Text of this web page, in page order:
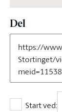
Del
Start ved: